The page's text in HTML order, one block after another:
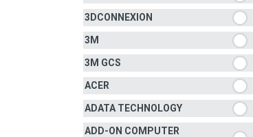
3DCONNEXION
3M
3M GCS
ACER
ADATA TECHNOLOGY
ADD-ON COMPUTER